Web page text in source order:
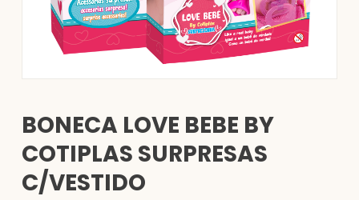
BONECA LOVE BEBE BY
COTIPLAS SURPRESAS
C/VESTIDO